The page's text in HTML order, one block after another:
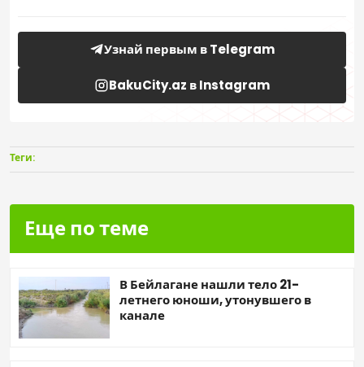
Узнай первым в Telegram
BakuCity.az в Instagram
Теги:
Еще по теме
В Бейлагане нашли тело 21-
летнего юноши, утонувшего в
канале